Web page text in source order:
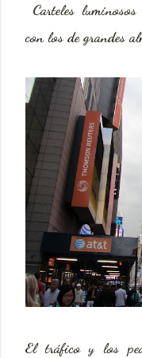
Carteles
con los de grandes
El tráfico y los